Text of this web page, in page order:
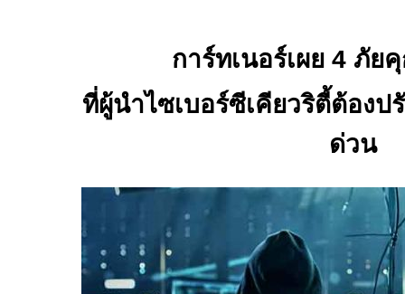
การ์ทเนอร์เผย 4 ภัย
ที่ผู้นำไซเบอร์ซีเคียวริตี้ต้องป
ด่วน